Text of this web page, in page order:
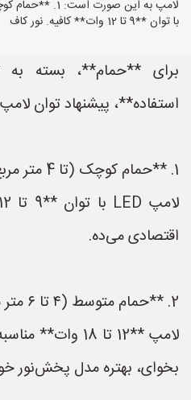
با توان **9 تا 12 وات** کافیه. نور کاف
برای **حمام**، بسته
استفاده**، پیشنهاد توان
1. **حمام کوچک (تا 4 متر مربع):**
اقتصادی می‌ده.
2. **حمام متوسط (۴ تا ۶ متر مربع):**
لامپ **12 تا 18
بخوای، بهتره مدل پخش‌نور